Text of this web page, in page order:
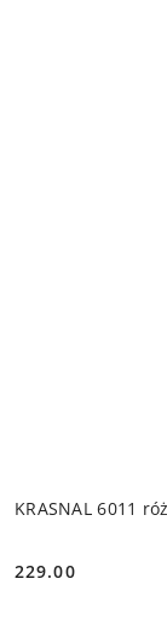
KRASNAL 6011
Cena:
229.00